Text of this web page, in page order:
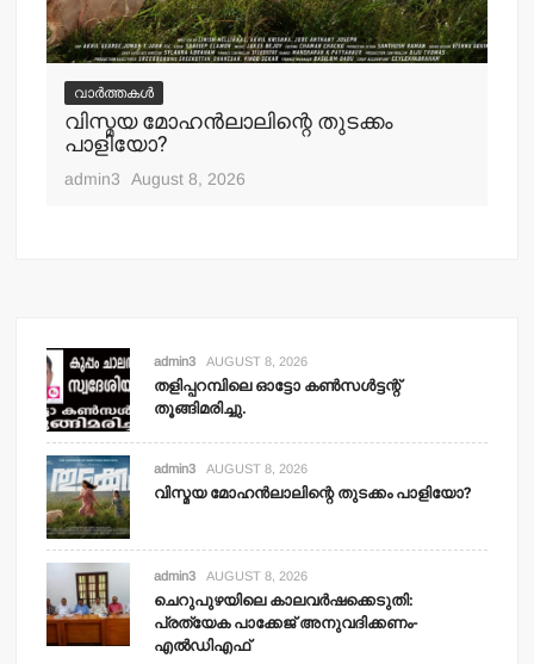
വാർത്തകൾ
വിസ്മയ മോഹന്‍ലാലിന്റെ തുടക്കം
പാളിയോ?
admin3 August 8, 2026
admin3 AUGUST 8, 2026
തളിപ്പറമ്പിലെ ഓട്ടോ കണ്‍സള്‍ട്ടന്റ്
തൂങ്ങിമരിച്ചു.
admin3 AUGUST 8, 2026
വിസ്മയ മോഹന്‍ലാലിന്റെ തുടക്കം പാളിയോ?
admin3 AUGUST 8, 2026
ചെറുപുഴയിലെ കാലവര്‍ഷക്കെടുതി:
പ്രത്യേക പാക്കേജ് അനുവദിക്കണം-
എല്‍ഡിഎഫ്